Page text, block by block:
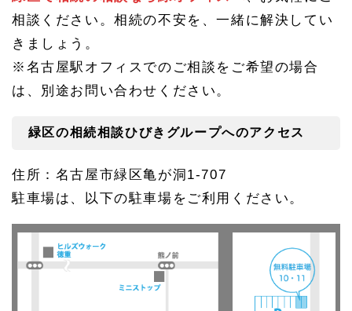
ープ
へ
相談ください。相続の不安を、一緒に解決してい
きましょう。
※名古屋駅オフィスでのご相談をご希望の場合
は、別途お問い合わせください。
緑区の相続相談ひびきグループへのアクセス
住所：名古屋市緑区亀が洞1-707
駐車場は、以下の駐車場をご利用ください。